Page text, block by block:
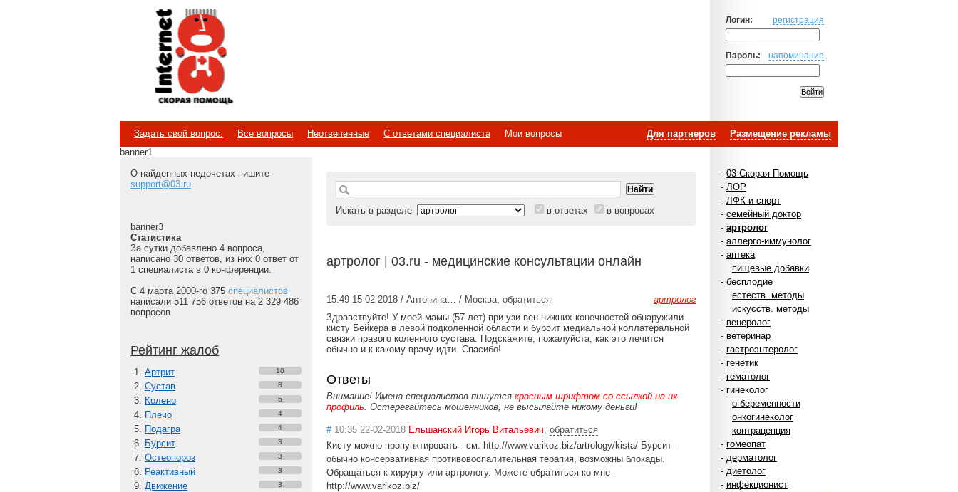
Логин: регистрация
Пароль: напоминание
Internet
Скорая помощь
Размещение рекламы
Для партнеров
Задать свой вопрос. Все вопросы Неотвеченные С ответами специалиста
Мои вопросы
banner1
- 03-Скорая Помощь
- ЛОР
- ЛФК и спорт
- семейный доктор
- артролог
- аллерго-иммунолог
- аптека
пищевые добавки
- бесплодие
естеств. методы
искусств. методы
- венеролог
- ветеринар
- гастроэнтеролог
- генетик
- гематолог
- гинеколог
о беременности
онкогинеколог
контрацепция
- гомеопат
- дерматолог
- диетолог
- инфекционист
О найденных недочетах пишите
support@03.ru.
banner3
Статистика
За сутки добавлено 4 вопроса,
написано 30 ответов, из них 0 ответ от
1 специалиста в 0 конференции.
С 4 марта 2000-го 375 специалистов
написали 511 756 ответов на 2 329 486
вопросов
Рейтинг жалоб
Артрит 10
Сустав 8
Колено 6
Плечо 4
Подагра 4
Бурсит 3
Остеопороз 3
Реактивный 3
Движение 3
Искать в разделе в ответах в вопросах
артролог | 03.ru - медицинские консультации онлайн
артролог
15:49 15-02-2018 / Антонина… / Москва, обратиться
Здравствуйте! У моей мамы (57 лет) при узи вен нижних конечностей обнаружили
кисту Бейкера в левой подколенной области и бурсит медиальной коллатеральной
связки правого коленного сустава. Подскажите, пожалуйста, как это лечится
обычно и к какому врачу идти. Спасибо!
Ответы
Внимание! Имена специалистов пишутся красным шрифтом со ссылкой на их
профиль. Остерегайтесь мошенников, не высылайте никому деньги!
#10:35 22-02-2018 Ельшанский Игорь Витальевич, обратиться
Кисту можно пропунктировать - см. http://www.varikoz.biz/artrology/kista/ Бурсит -
обычно консервативная противовоспалительная терапия, возможны блокады.
Обращаться к хирургу или артрологу. Можете обратиться ко мне -
http://www.varikoz.biz/